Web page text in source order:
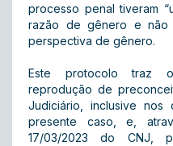
processo penal tiveram
razão de gênero e não
perspectiva de gênero.
Este protocolo traz
reprodução de
Judiciário, inclusive
presente caso, e,
17/03/2023 do CNJ,